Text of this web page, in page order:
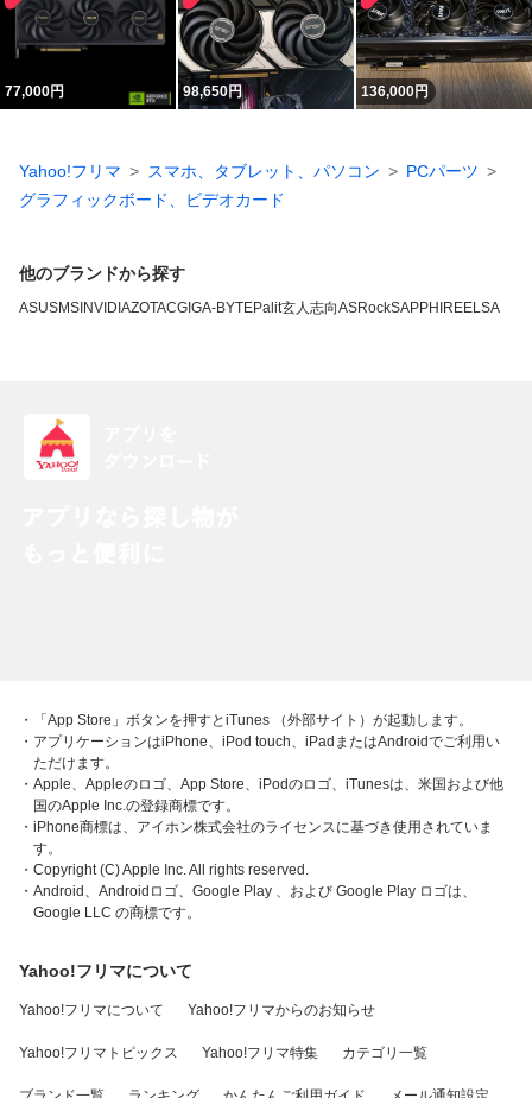
77,000円 98,650円 136,000円
Yahoo!フリマ スマホ、タブレット、パソコン
PCパーツ
グラフィックボード、ビデオカード
他のブランドから探す
ASUSMSI NVIDIAZOTACGIGA-BYTEPalit玄人志向ASRockSAPPHIREELSA
・「App Store」ボタンを押すとiTunes （外部サイト）が起動します。
・アプリケーションはiPhone、iPod touch、iPadまたはAndroidでご利用い
ただけます。
・Apple、Appleのロゴ、App Store、iPodのロゴ、iTunesは、米国および他
国のApple Inc.の登録商標です。
・iPhone商標は、アイホン株式会社のライセンスに基づき使用されていま
す。
・Copyright (C) Apple Inc. All rights reserved.
・Android、Androidロゴ、Google Play 、および Google Play ロゴは、
Google LLC の商標です。
Yahoo!フリマについて
Yahoo!フリマについて Yahoo!フリマからのお知らせ
Yahoo!フリマトピックス Yahoo!フリマ特集 カテゴリ一覧